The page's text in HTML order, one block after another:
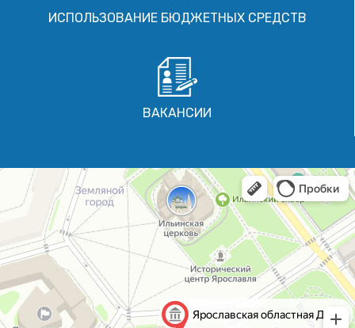
ИСПОЛЬЗОВАНИЕ БЮДЖЕТНЫХ СРЕДСТВ
ВАКАНСИИ